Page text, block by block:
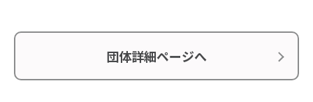
団体詳細ページへ